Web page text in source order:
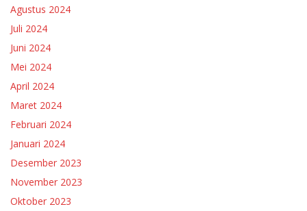
Agustus 2024
Juli 2024
Juni 2024
Mei 2024
April 2024
Maret 2024
Februari 2024
Januari 2024
Desember 2023
November 2023
Oktober 2023